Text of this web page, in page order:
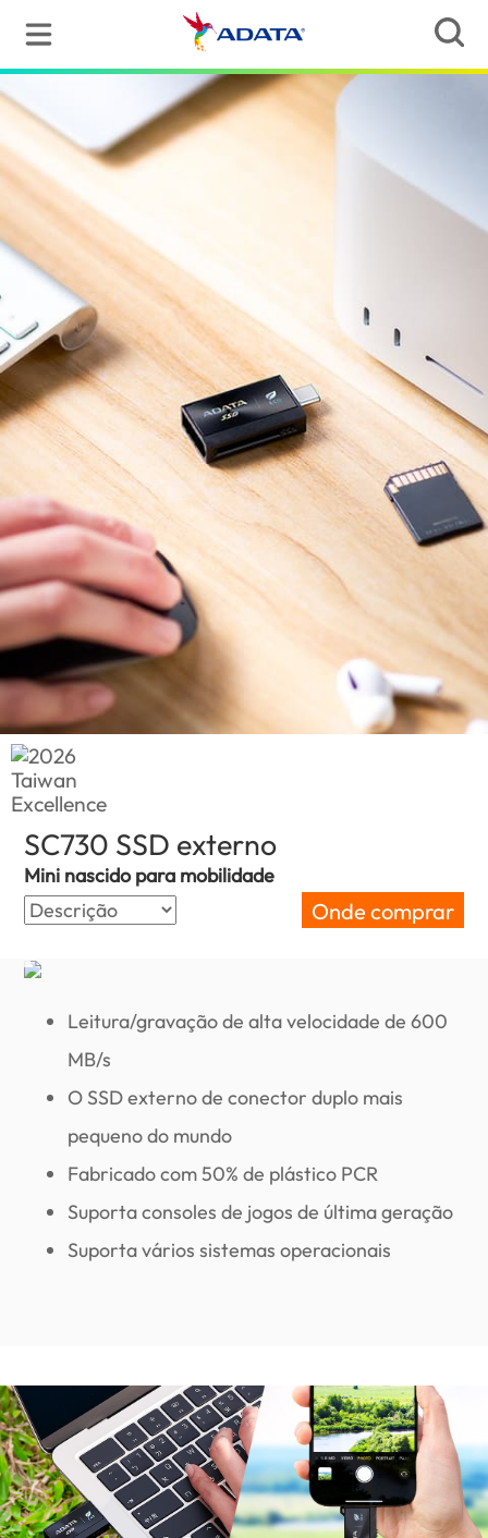
SC730 SSD externo
Mini nascido para mobilidade
Onde comprar
Leitura/gravação de alta velocidade de 600
MB/s
O SSD externo de conector duplo mais
pequeno do mundo
Fabricado com 50% de plástico PCR
Suporta consoles de jogos de última geração
Suporta vários sistemas operacionais